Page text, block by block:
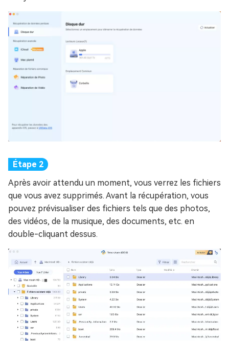
Après avoir attendu un moment, vous verrez les fichiers
que vous avez supprimés. Avant la récupération, vous
pouvez prévisualiser des fichiers tels que des photos,
des vidéos, de la musique, des documents, etc. en
double-cliquant dessus.